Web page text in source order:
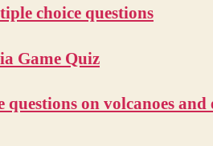
choice questions
Game Quiz
on volcanoes and